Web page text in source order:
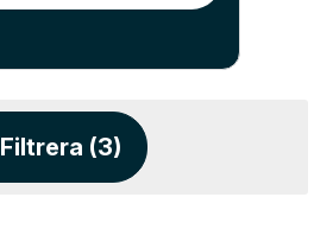
Filtrera (3)